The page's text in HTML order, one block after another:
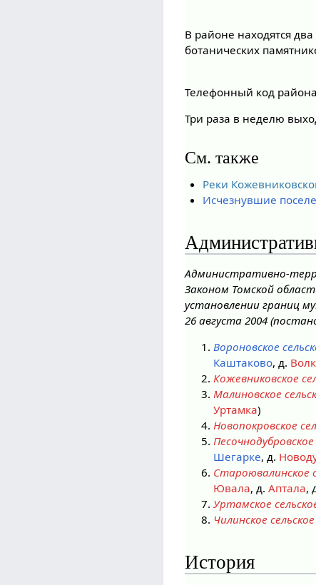
В районе находятся
ботанических
Телефонный код
Три раза в неделю
См. также
Реки
Исчезнувшие
Административно-
Законом Томской
установлении границ
26 августа 2004
Вороновское
Каштаково, д.
Кожевниковское
Малиновское
Уртамка)
Новопокровское
Шегарке, д.
Староювалинское
Ювала, д.Аптала,
Уртамское
Чилинское
История